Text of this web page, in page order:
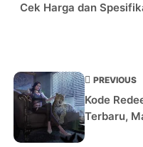
Cek Harga dan
PREVIOUS
Kode
Terbaru,